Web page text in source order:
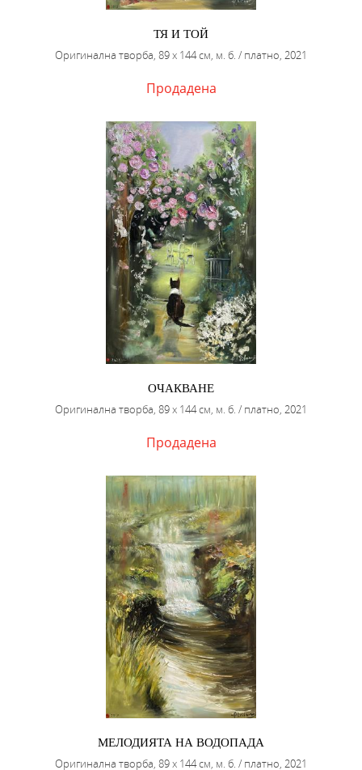
ТЯ И ТОЙ
Оригинална творба, 89 х 144 см, м. б. / платно, 2021
Продадена
ОЧАКВАНЕ
Оригинална творба, 89 х 144 см, м. б. / платно, 2021
Продадена
МЕЛОДИЯТА НА ВОДОПАДА
Оригинална творба, 89 х 144 см, м. б. / платно, 2021